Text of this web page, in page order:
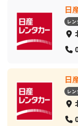
日
レ
日
レ